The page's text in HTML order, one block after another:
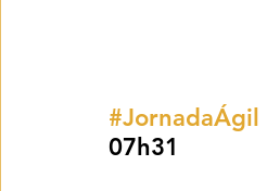
#JornadaÁgil
07h31